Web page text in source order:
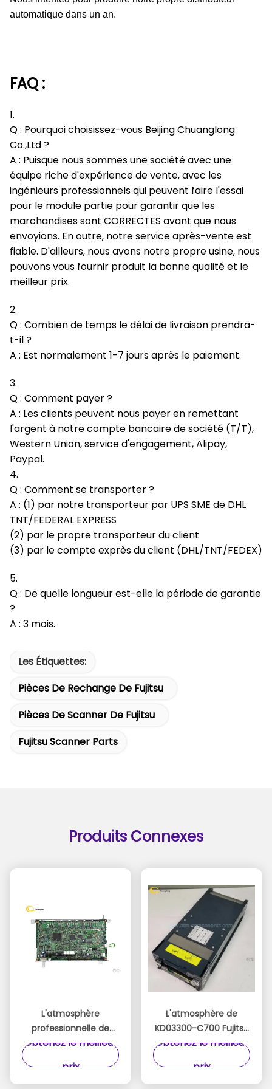
automatique dans un an.
FAQ :
1.
Q : Pourquoi choisissez-vous Beijing Chuanglong
Co.,Ltd ?
A : Puisque nous sommes une société avec une
équipe riche d'expérience de vente, avec les
ingénieurs professionnels qui peuvent faire l'essai
pour le module partie pour garantir que les
marchandises sont CORRECTES avant que nous
envoyions. En outre, notre service après-vente est
fiable. D'ailleurs, nous avons notre propre usine, nous
pouvons vous fournir produit la bonne qualité et le
meilleur prix.
2.
Q : Combien de temps le délai de livraison prendra-
t-il ?
A : Est normalement 1-7 jours après le paiement.
3.
Q : Comment payer ?
A : Les clients peuvent nous payer en remettant
l'argent à notre compte bancaire de société (T/T),
Western Union, service d'engagement, Alipay,
Paypal.
4.
Q : Comment se transporter ?
A : (1) par notre transporteur par UPS SME de DHL
TNT/FEDERAL EXPRESS
(2) par le propre transporteur du client
(3) par le compte exprès du client (DHL/TNT/FEDEX)
5.
Q : De quelle longueur est-elle la période de garantie
?
A : 3 mois.
Les Étiquettes:
Pièces De Rechange De Fujitsu
Pièces De Scanner De Fujitsu
Fujitsu Scanner Parts
Produits Connexes
L'atmosphère
professionnelle de
Fujitsu partie le
distributeur
Obtenez le meilleur
prix
L'atmosphère de
KD03300-C700 Fujitsu
partie la boîte
liquide de F510 F-510
Obtenez le meilleur
prix